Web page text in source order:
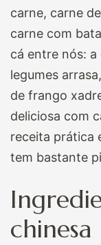
carne, carne
carne com
cá entre nós:
legumes
de frango
deliciosa com
receita prática
tem bastante
chinesa